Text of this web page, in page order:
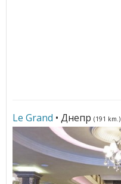
Le Grand • Днепр (191 km.)